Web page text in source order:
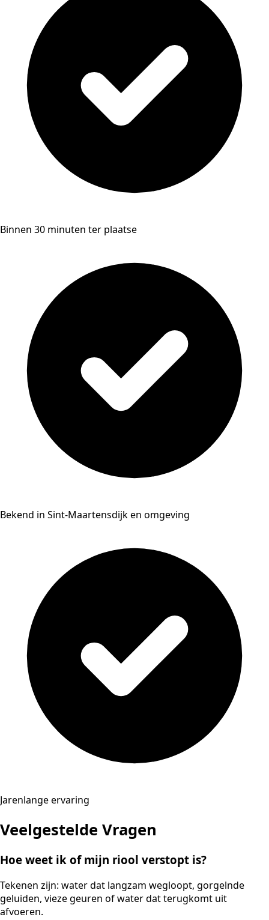
Binnen 30 minuten ter plaatse
Bekend in Sint-Maartensdijk en omgeving
Jarenlange ervaring
Veelgestelde Vragen
Hoe weet ik of mijn riool verstopt is?
Tekenen zijn: water dat langzam wegloopt, gorgelnde
geluiden, vieze geuren of water dat terugkomt uit
afvoeren.